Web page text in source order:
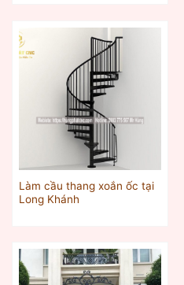
Làm cầu thang xoắn ốc tại
Long Khánh